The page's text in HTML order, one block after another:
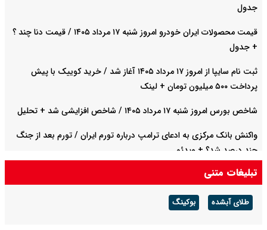
جدول
قیمت محصولات ایران خودرو امروز شنبه ۱۷ مرداد ۱۴۰۵ / قیمت دنا چند ؟
+ جدول
ثبت نام سایپا از امروز ۱۷ مرداد ۱۴۰۵ آغاز شد / خرید کوییک با پیش
پرداخت ۵۰۰ میلیون تومان + لینک
شاخص بورس امروز شنبه ۱۷ مرداد ۱۴۰۵ / شاخص افزایشی شد + تحلیل
واکنش بانک مرکزی به ادعای ترامپ درباره تورم ایران / تورم بعد از جنگ
چند درصد شد؟ + ویدئو
قیمت سکه امامی امروز شنبه ۱۷ مرداد ۱۴۰۵ اعلام شد/ صعود قیمت سکه
تبلیغات متنی
طلای آبشده بوکینگ